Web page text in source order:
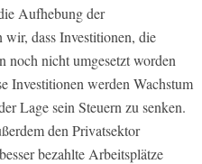
Aufhebung der
wir, dass Investitionen, die
noch nicht umgesetzt worden
Investitionen werden Wachstum
Lage sein Steuern zu senken.
den Privatsektor
bezahlte Arbeitsplätze